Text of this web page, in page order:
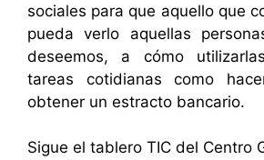
sociales para que aquello que
pueda verlo aquellas
deseemos, a cómo
tareas cotidianas como
obtener un estracto bancario.
Sigue el tablero TIC del Centro